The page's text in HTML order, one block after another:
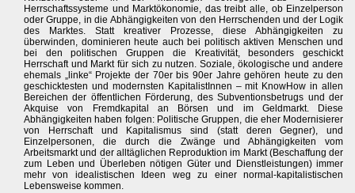
Herrschaftssysteme und Marktökonomie, das treibt alle, ob Einzelperson
oder Gruppe, in die Abhängigkeiten von den Herrschenden und der Logik
des Marktes. Statt kreativer Prozesse, diese Abhängigkeiten zu
überwinden, dominieren heute auch bei politisch aktiven Menschen und
bei den politischen Gruppen die Kreativität, besonders geschickt
Herrschaft und Markt für sich zu nutzen. Soziale, ökologische und andere
ehemals „linke“ Projekte der 70er bis 90er Jahre gehören heute zu den
geschicktesten und modernsten KapitalistInnen – mit KnowHow in allen
Bereichen der öffentlichen Förderung, des Subventionsbetrugs und der
Akquise von Fremdkapital an Börsen und im Geldmarkt. Diese
Abhängigkeiten haben folgen: Politische Gruppen, die eher Modernisierer
von Herrschaft und Kapitalismus sind (statt deren Gegner), und
Einzelpersonen, die durch die Zwänge und Abhängigkeiten vom
Arbeitsmarkt und der alltäglichen Reproduktion im Markt (Beschaffung der
zum Leben und Überleben nötigen Güter und Dienstleistungen) immer
mehr von idealistischen Ideen weg zu einer normal-kapitalistischen
Lebensweise kommen.